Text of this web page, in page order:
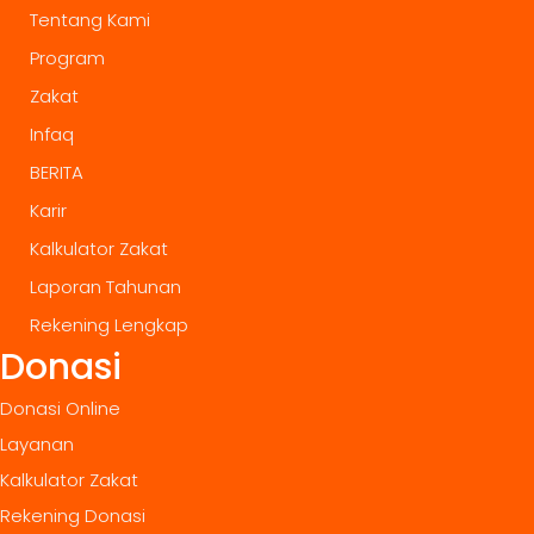
Tentang Kami
Program
Zakat
Infaq
BERITA
Karir
Kalkulator Zakat
Laporan Tahunan
Rekening Lengkap
Donasi
Donasi Online
Layanan
Kalkulator Zakat
Rekening Donasi